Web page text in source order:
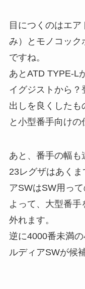
目につくのはエ
み）とモノコック
ですね。
あとATD TYPE-L
イグジストから？
出しを良くしたも
と小型番手向けの
あと、番手の幅も
23レグザはあく
アSWはSW用って
よって、大型番手
外れます。
逆に4000番未満
ルディアSWが候